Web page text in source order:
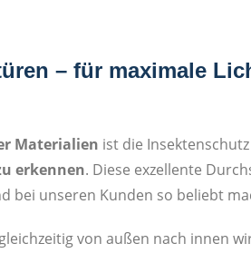
– für maximale
Materialien ist die
erkennen. Diese exzellente
bei unseren Kunden so beliebt
von außen nach innen